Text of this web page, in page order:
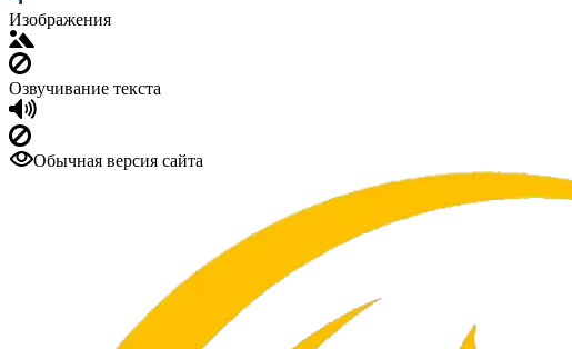
Изображения
Озвучивание текста
Обычная версия сайта